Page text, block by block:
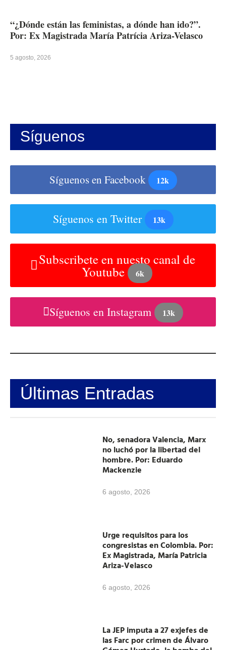
“¿Dónde están las feministas, a dónde han ido?”.
Por: Ex Magistrada María Patrícia Ariza-Velasco
5 agosto, 2026
Síguenos
Síguenos en Facebook 12k
Síguenos en Twitter 13k
Subscribete en nuesto canal de
Youtube 6k
Síguenos en Instagram 13k
Últimas Entradas
No, senadora Valencia, Marx
no luchó por la libertad del
hombre. Por: Eduardo
Mackenzie
6 agosto, 2026
Urge requisitos para los
congresistas en Colombia. Por:
Ex Magistrada, María Patricia
Ariza-Velasco
6 agosto, 2026
La JEP imputa a 27 exjefes de
las Farc por crimen de Álvaro